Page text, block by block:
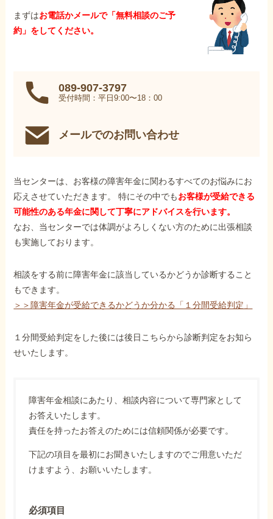
まずはお電話かメールで「無料相談のご予
約」をしてください。
089-907-3797
受付時間：平日9:00〜18：00
メールでのお問い合わせ
当センターは、お客様の障害年金に関わるすべてのお悩みにお
応えさせていただきます。 特にその中でもお客様が受給できる
可能性のある年金に関して丁寧にアドバイスを行います。
なお、当センターでは体調がよろしくない方のために出張相談
も実施しております。
相談をする前に障害年金に該当しているかどうか診断すること
もできます。
＞＞障害年金が受給できるかどうか分かる「１分間受給判定」
１分間受給判定をした後には後日こちらから診断判定をお知ら
せいたします。
障害年金相談にあたり、相談内容について専門家として
お答えいたします。
責任を持ったお答えのためには信頼関係が必要です。
下記の項目を最初にお聞きいたしますのでご用意いただ
けますよう、お願いいたします。
必須項目